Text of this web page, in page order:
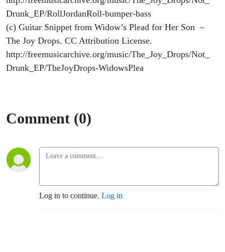
Drunk_EP/RollJordanRoll-bumper-bass
(c) Guitar Snippet from Widow’s Plead for Her Son –
The Joy Drops. CC Attribution License.
http://freemusicarchive.org/music/The_Joy_Drops/Not_
Drunk_EP/TheJoyDrops-WidowsPlea
Comment (0)
Log in to continue. Log in